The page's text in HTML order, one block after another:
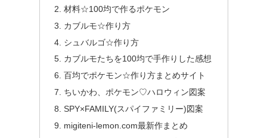
材料☆100均で作るポケモン
カブルモ☆作り方
シュバルゴ☆作り方
カブルモたちを100均で手作りした感想
百均でポケモン☆作り方まとめサイト
ちいかわ、ポケモン♡ハロウィン図案
SPY×FAMILY(スパイファミリー)図案
migiteni-lemon.com最新作まとめ